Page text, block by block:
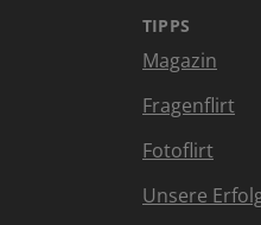
TIPPS
Magazin
Fragenflirt
Fotoflirt
Unsere